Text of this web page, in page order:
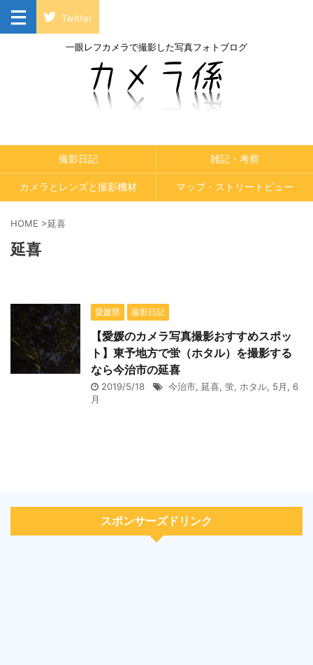
Twitter
一眼レフカメラで撮影した写真フォトブログ
撮影日記 雑記・考察
カメラとレンズと撮影機材 マップ・ストリートビュー
HOME >延喜
延喜
愛媛県 撮影日記
【愛媛のカメラ写真撮影おすすめスポッ
ト】東予地方で蛍（ホタル）を撮影する
なら今治市の延喜
2019/5/18 今治市, 延喜, 蛍, ホタル, 5月 , 6
月
スポンサーズドリンク